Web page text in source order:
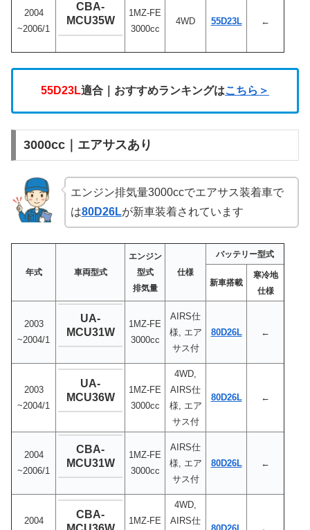
2004
~2006/1
CBA-
MCU35W
1MZ-FE
3000cc
4WD 55D23L ←
55D23L適合｜おすすめランキングはこちら＞
3000cc｜エアサスあり
エンジン排気量3000ccでエアサス装着車で
は80D26Lが新車装着されています
年式 車両型式
エンジン
型式
排気量
仕様
バッテリー型式
新車搭載
寒冷地
仕様
2003
~2004/1
UA-
MCU31W
1MZ-FE
3000cc
AIRS仕
様, エア
サス付
80D26L ←
2003
~2004/1
UA-
MCU36W
1MZ-FE
3000cc
4WD,
AIRS仕
様, エア
サス付
80D26L ←
2004
~2006/1
CBA-
MCU31W
1MZ-FE
3000cc
AIRS仕
様, エア
サス付
80D26L ←
2004
CBA-
1MZ-FE
4WD,
AIRS仕